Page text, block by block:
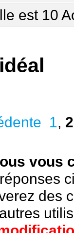
est 10
1, 2
vous
des